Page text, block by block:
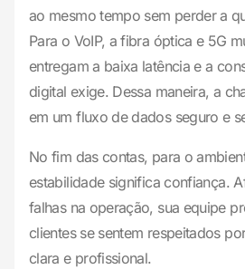
ao mesmo tempo sem perder a
Para o VoIP, a fibra óptica e 5G
entregam a baixa latência e a
digital exige. Dessa maneira, a
em um fluxo de dados seguro e
No fim das contas, para o
estabilidade significa confiança.
falhas na operação, sua equipe
clientes se sentem respeitados
clara e profissional.